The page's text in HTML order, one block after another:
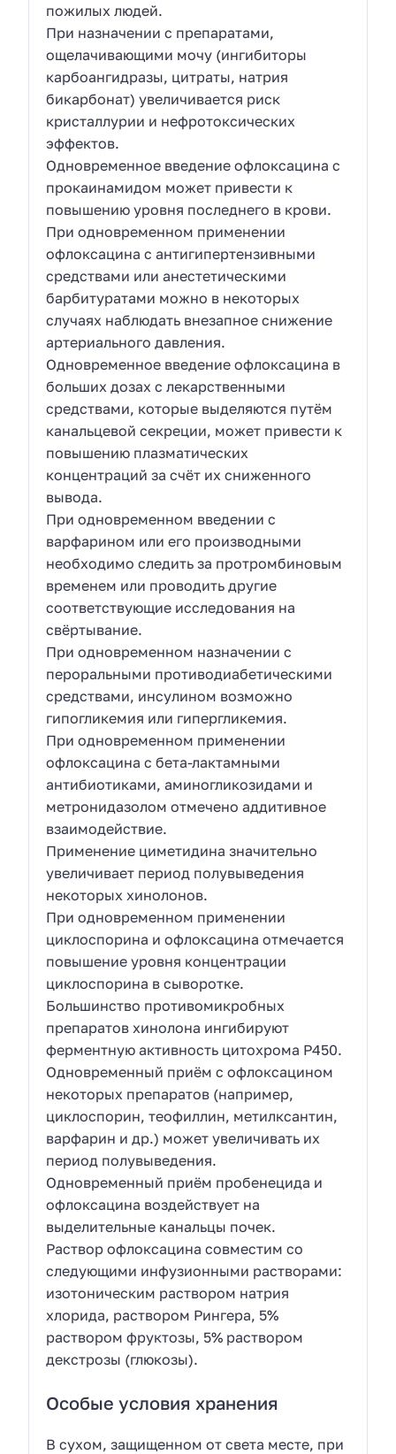
пожилых людей.
При назначении с препаратами,
ощелачивающими мочу (ингибиторы
карбоангидразы, цитраты, натрия
бикарбонат) увеличивается риск
кристаллурии и нефротоксических
эффектов.
Одновременное введение офлоксацина с
прокаинамидом может привести к
повышению уровня последнего в крови.
При одновременном применении
офлоксацина с антигипертензивными
средствами или анестетическими
барбитуратами можно в некоторых
случаях наблюдать внезапное снижение
артериального давления.
Одновременное введение офлоксацина в
больших дозах с лекарственными
средствами, которые выделяются путём
канальцевой секреции, может привести к
повышению плазматических
концентраций за счёт их сниженного
вывода.
При одновременном введении с
варфарином или его производными
необходимо следить за протромбиновым
временем или проводить другие
соответствующие исследования на
свёртывание.
При одновременном назначении с
пероральными противодиабетическими
средствами, инсулином возможно
гипогликемия или гипергликемия.
При одновременном применении
офлоксацина с бета-лактамными
антибиотиками, аминогликозидами и
метронидазолом отмечено аддитивное
взаимодействие.
Применение циметидина значительно
увеличивает период полувыведения
некоторых хинолонов.
При одновременном применении
циклоспорина и офлоксацина отмечается
повышение уровня концентрации
циклоспорина в сыворотке.
Большинство противомикробных
препаратов хинолона ингибируют
ферментную активность цитохрома Р450.
Одновременный приём с офлоксацином
некоторых препаратов (например,
циклоспорин, теофиллин, метилксантин,
варфарин и др.) может увеличивать их
период полувыведения.
Одновременный приём пробенецида и
офлоксацина воздействует на
выделительные канальцы почек.
Раствор офлоксацина совместим со
следующими инфузионными растворами:
изотоническим раствором натрия
хлорида, раствором Рингера, 5%
раствором фруктозы, 5% раствором
декстрозы (глюкозы).
Особые условия хранения
В сухом, защищенном от света месте, при